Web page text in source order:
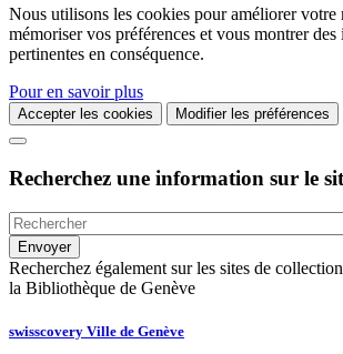
Nous utilisons les cookies pour améliorer votre
mémoriser vos préférences et vous montrer
pertinentes en conséquence.
Pour en savoir plus
Accepter les cookies Modifier les préférences
Recherchez une information sur le
Recherchez également sur les sites de
la Bibliothèque de Genève
swisscovery Ville de Genève